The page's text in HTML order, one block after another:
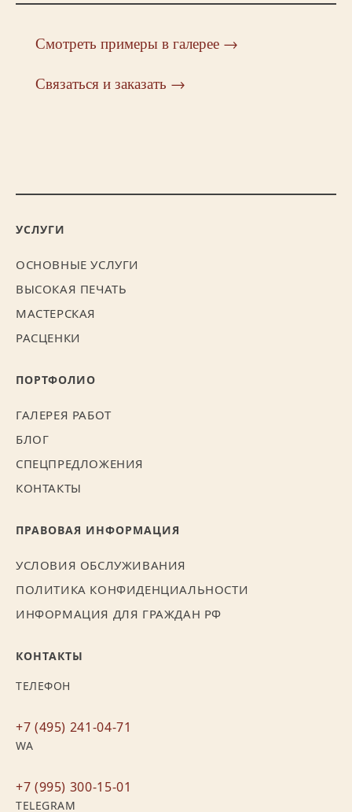
Смотреть примеры в галерее →
Связаться и заказать →
УСЛУГИ
ОСНОВНЫЕ УСЛУГИ
ВЫСОКАЯ ПЕЧАТЬ
МАСТЕРСКАЯ
РАСЦЕНКИ
ПОРТФОЛИО
ГАЛЕРЕЯ РАБОТ
БЛОГ
СПЕЦПРЕДЛОЖЕНИЯ
КОНТАКТЫ
ПРАВОВАЯ ИНФОРМАЦИЯ
УСЛОВИЯ ОБСЛУЖИВАНИЯ
ПОЛИТИКА КОНФИДЕНЦИАЛЬНОСТИ
ИНФОРМАЦИЯ ДЛЯ ГРАЖДАН РФ
КОНТАКТЫ
ТЕЛЕФОН
+7 (495) 241-04-71
WA
+7 (995) 300-15-01
TELEGRAM